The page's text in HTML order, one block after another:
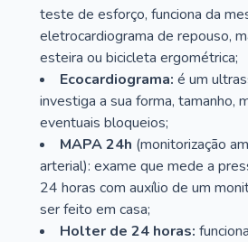
teste de esforço, funciona da
eletrocardiograma de repouso,
esteira ou bicicleta ergométrica;
Ecocardiograma: é um
investiga a sua forma, tamanho,
eventuais bloqueios;
MAPA 24h (monitorização
arterial): exame que mede a
24 horas com auxílio de um
ser feito em casa;
Holter de 24 horas: